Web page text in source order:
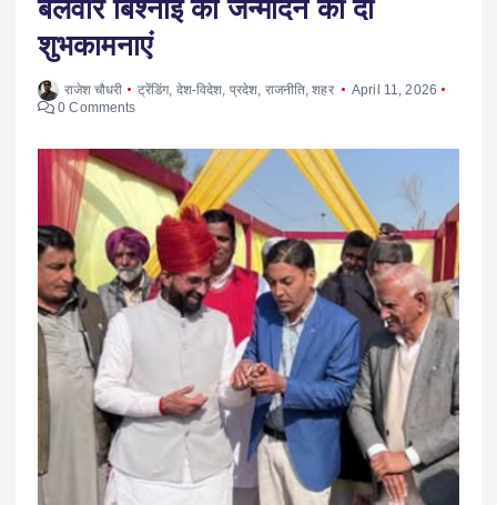
बलवीर बिश्नोई को जन्मदिन की दी
शुभकामनाएं
राजेश चौधरी ट्रेंडिंग, देश-विदेश प्रदेश राजनीति ,शहर
April 11, 2026
0 Comments